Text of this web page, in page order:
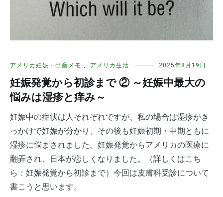
アメリカ妊娠・出産メモ , アメリカ生活 2025年8月19日
妊娠発覚から初診まで ② ～妊娠中最大の
悩みは湿疹と痒み～
妊娠中の症状は人それぞれですが、私の場合は湿疹がき
っかけで妊娠が分かり、その後も妊娠初期・中期ともに
湿疹に悩まされました。妊娠発覚からアメリカの医療に
翻弄され、日本が恋しくなりました。（詳しくはこち
ら：妊娠発覚から初診まで）今回は皮膚科受診について
書こうと思います。